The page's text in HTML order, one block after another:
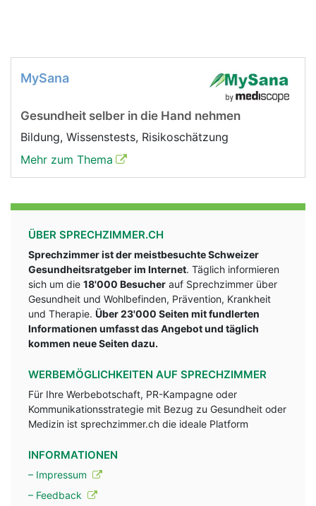
MySana
Gesundheit selber in die Hand nehmen
Bildung, Wissenstests, Risikoschätzung
Mehr zum Thema
ÜBER SPRECHZIMMER.CH
Sprechzimmer ist der meistbesuchte Schweizer
Gesundheitsratgeber im Internet. Täglich informieren
sich um die 18'000 Besucher auf Sprechzimmer über
Gesundheit und Wohlbefinden, Prävention, Krankheit
und Therapie. Über 23'000 Seiten mit fundlerten
Informationen umfasst das Angebot und täglich
kommen neue Seiten dazu.
WERBEMÖGLICHKEITEN AUF SPRECHZIMMER
Für Ihre Werbebotschaft, PR-Kampagne oder
Kommunikationsstrategie mit Bezug zu Gesundheit oder
Medizin ist sprechzimmer.ch die ideale Platform
INFORMATIONEN
– Impressum
– Feedback